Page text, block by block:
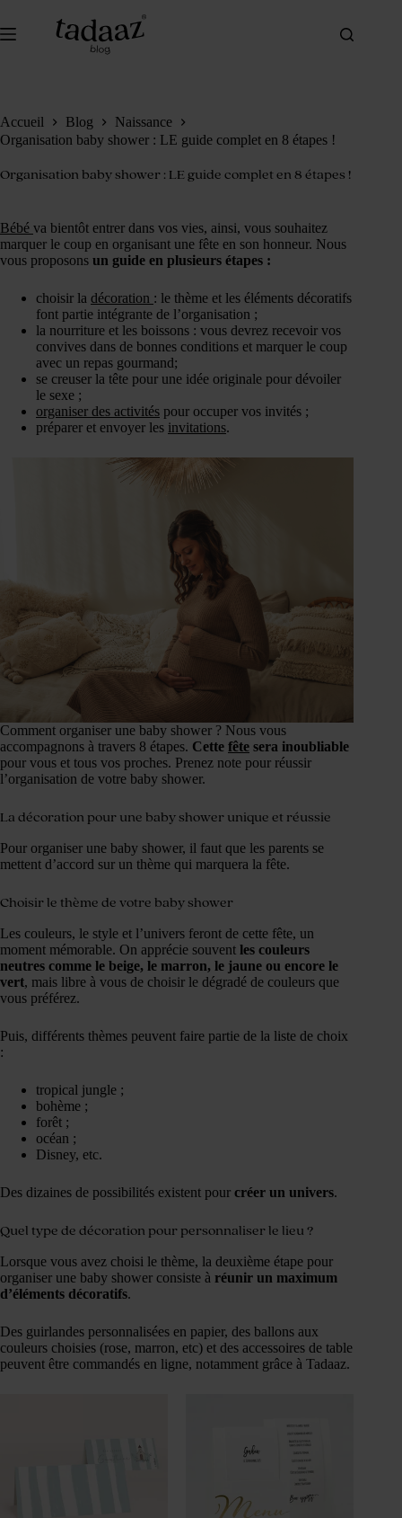
contenu
Accueil Blog
Naissance
Organisation baby shower : LE guide complet en 8 étapes !
Organisation baby shower : LE guide complet en 8 étapes !
Bébé va bientôt entrer dans vos vies, ainsi, vous souhaitez
marquer le coup en organisant une fête en son honneur. Nous
vous proposons un guide en plusieurs étapes :
choisir la décoration : le thème et les éléments décoratifs
font partie intégrante de l’organisation ;
la nourriture et les boissons : vous devrez recevoir vos
convives dans de bonnes conditions et marquer le coup
avec un repas gourmand;
se creuser la tête pour une idée originale pour dévoiler
le sexe ;
organiser des activités pour occuper vos invités ;
préparer et envoyer les invitations.
Comment organiser une baby shower ? Nous vous
accompagnons à travers 8 étapes. Cette fête sera inoubliable
pour vous et tous vos proches. Prenez note pour réussir
l’organisation de votre baby shower.
La décoration pour une baby shower unique et réussie
Pour organiser une baby shower, il faut que les parents se
mettent d’accord sur un thème qui marquera la fête.
Choisir le thème de votre baby shower
Les couleurs, le style et l’univers feront de cette fête, un
moment mémorable. On apprécie souvent les couleurs
neutres comme le beige, le marron, le jaune ou encore le
vert, mais libre à vous de choisir le dégradé de couleurs que
vous préférez.
Puis, différents thèmes peuvent faire partie de la liste de choix
:
tropical jungle ;
bohème ;
forêt ;
océan ;
Disney, etc.
Des dizaines de possibilités existent pour créer un univers.
Quel type de décoration pour personnaliser le lieu ?
Lorsque vous avez choisi le thème, la deuxième étape pour
organiser une baby shower consiste à réunir un maximum
d’éléments décoratifs.
Des guirlandes personnalisées en papier, des ballons aux
couleurs choisies (rose, marron, etc) et des accessoires de table
peuvent être commandés en ligne, notamment grâce à Tadaaz.